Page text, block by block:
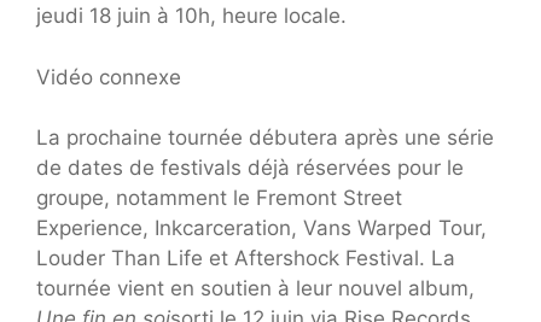
jeudi 18 juin à 10h, heure locale.
Vidéo connexe
La prochaine tournée débutera après une série
de dates de festivals déjà réservées pour le
groupe, notamment le Fremont Street
Experience, Inkcarceration, Vans Warped Tour,
Louder Than Life et Aftershock Festival. La
tournée vient en soutien à leur nouvel album,